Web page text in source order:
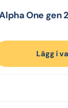
One gen
Lägg i